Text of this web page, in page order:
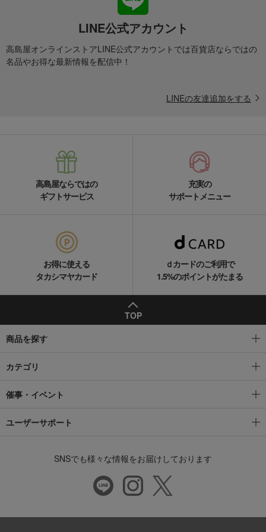
LINE公式アカウント
高島屋オンラインストアLINE公式アカウントでは百貨店ならではの
名品やお得な最新情報を配信中！
LINEの友達追加をする
高島屋ならではの
ギフトサービス
充実の
サポートメニュー
お得に使える
タカシマヤカード
ｄカードのご利用で
1.5%のポイントがたまる
TOP
商品を探す
カテゴリ
催事・イベント
ユーザーサポート
SNSでも様々な情報をお届けしております